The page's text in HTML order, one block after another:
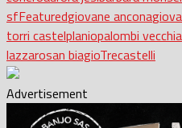
sfFeaturedgiovane ancona
torri castelplaniopalombi vecchia
lazzarosan biagioTrecastelli
Advertisement